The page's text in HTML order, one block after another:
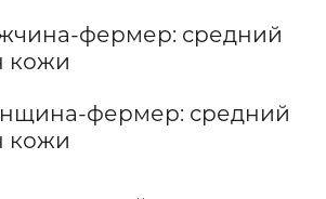
фермер: средний
кожи
фермер: средний
кожи